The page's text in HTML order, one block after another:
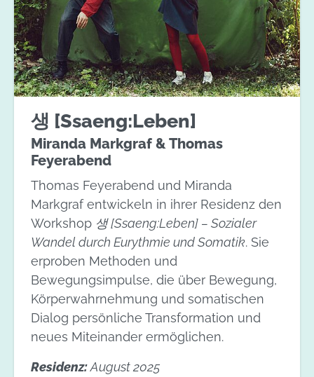
생 [Ssaeng:Leben]
Miranda Markgraf & Thomas
Feyerabend
Thomas Feyerabend und Miranda
Markgraf entwickeln in ihrer Residenz den
Workshop 생 [Ssaeng:Leben] – Sozialer
Wandel durch Eurythmie und Somatik. Sie
erproben Methoden und
Bewegungsimpulse, die über Bewegung,
Körperwahrnehmung und somatischen
Dialog persönliche Transformation und
neues Miteinander ermöglichen.
Residenz:August 2025